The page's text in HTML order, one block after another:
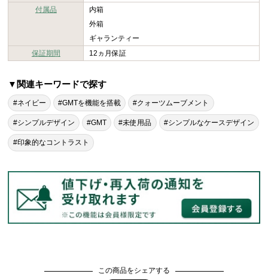
付属品
内箱
外箱
ギャランティー
保証期間
12ヵ月保証
▼関連キーワードで探す
#ネイビー #GMTを機能を搭載 #クォーツムーブメント
#シンプルデザイン #GMT #未使用品 #シンプルなケースデザイン
#印象的なコントラスト
この商品をシェアする